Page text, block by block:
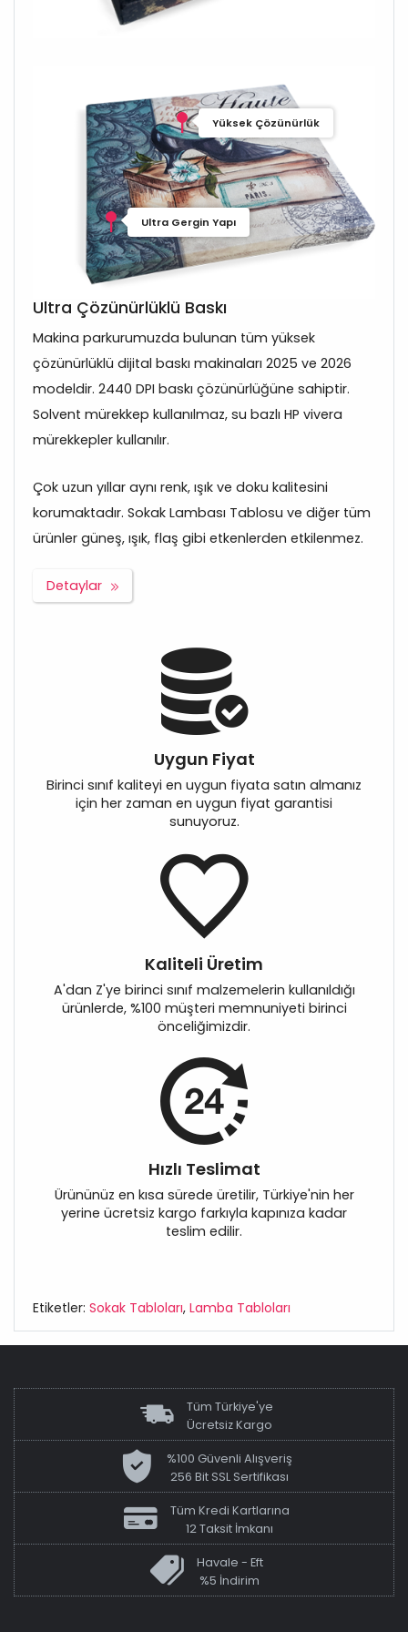
Yüksek Çözünürlük
Ultra Gergin Yapı
Ultra Çözünürlüklü Baskı
Makina parkurumuzda bulunan tüm yüksek
çözünürlüklü dijital baskı makinaları 2025 ve 2026
modeldir. 2440 DPI baskı çözünürlüğüne sahiptir.
Solvent mürekkep kullanılmaz, su bazlı HP vivera
mürekkepler kullanılır.
Çok uzun yıllar aynı renk, ışık ve doku kalitesini
korumaktadır. Sokak Lambası Tablosu ve diğer tüm
ürünler güneş, ışık, flaş gibi etkenlerden etkilenmez.
Detaylar
Uygun Fiyat
Birinci sınıf kaliteyi en uygun fiyata satın almanız
için her zaman en uygun fiyat garantisi
sunuyoruz.
Kaliteli Üretim
A'dan Z'ye birinci sınıf malzemelerin kullanıldığı
ürünlerde, %100 müşteri memnuniyeti birinci
önceliğimizdir.
Hızlı Teslimat
Ürününüz en kısa sürede üretilir, Türkiye'nin her
yerine ücretsiz kargo farkıyla kapınıza kadar
teslim edilir.
Etiketler: Sokak Tabloları, Lamba Tabloları
Tüm Türkiye'ye
Ücretsiz Kargo
%100 Güvenli Alışveriş
256 Bit SSL Sertifikası
Tüm Kredi Kartlarına
12 Taksit İmkanı
Havale - Eft
%5 İndirim